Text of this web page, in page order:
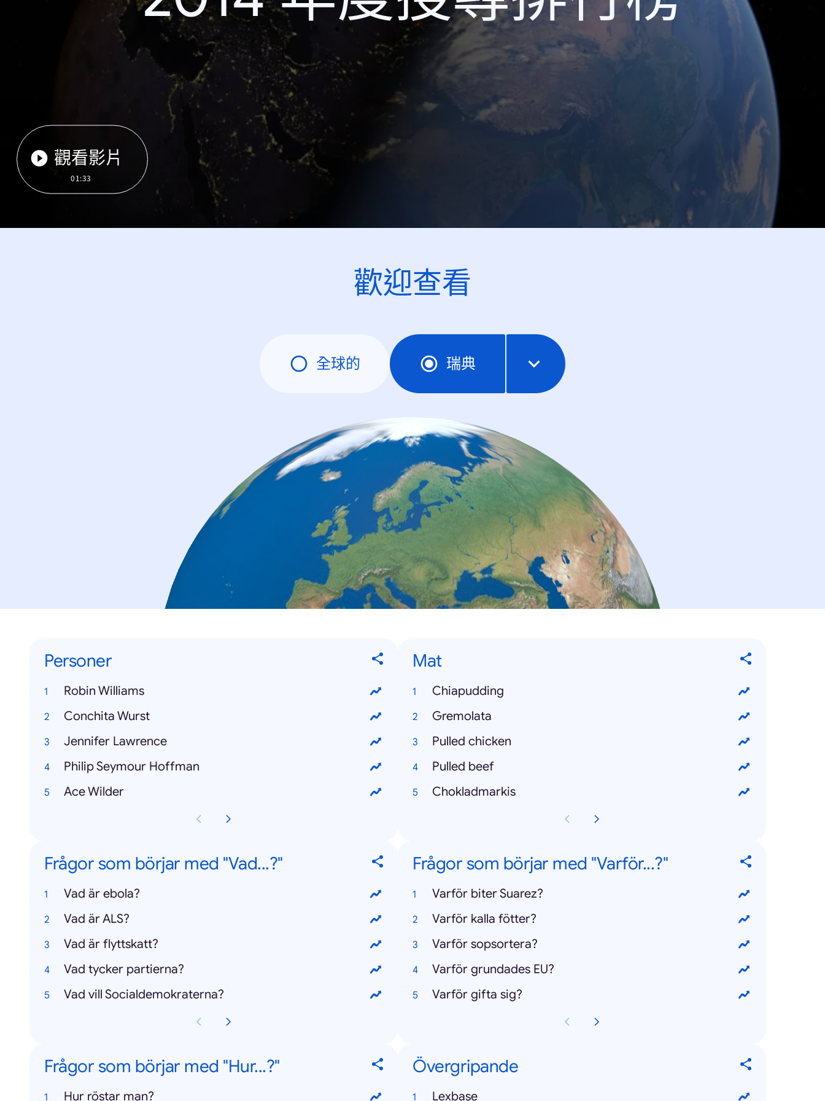
觀看影片
01:33
歡迎查看
全球的 瑞典
Personer
Robin Williams
Conchita Wurst
Jennifer Lawrence
Philip Seymour Hoffman
Ace Wilder
Mat
Chiapudding
Gremolata
Pulled chicken
Pulled beef
Chokladmarkis
Frågor som börjar med "Vad...?"
Vad är ebola?
Vad är ALS?
Vad är flyttskatt?
Vad tycker partierna?
Vad vill Socialdemokraterna?
Frågor som börjar med "Varför...?"
Varför biter Suarez?
Varför kalla fötter?
Varför sopsortera?
Varför grundades EU?
Varför gifta sig?
Frågor som börjar med "Hur...?"
Hur röstar man?
Övergripande
Lexbase